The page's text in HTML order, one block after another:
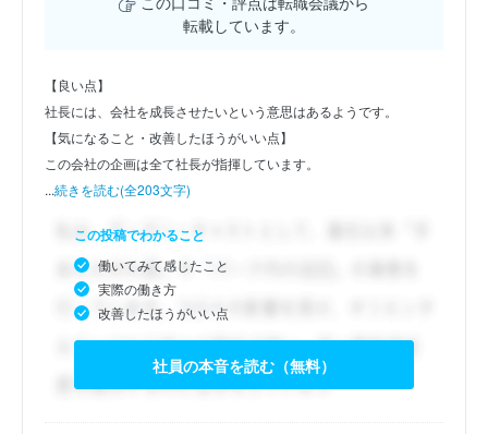
転載しています。
【良い点】
社長には、会社を成長させたいという意思はあるようです。
【気になること・改善したほうがいい点】
この会社の企画は全て社長が指揮しています。
...続きを読む(全203文字)
この投稿でわかること
働いてみて感じたこと
実際の働き方
改善したほうがいい点
社員の本音を読む（無料）